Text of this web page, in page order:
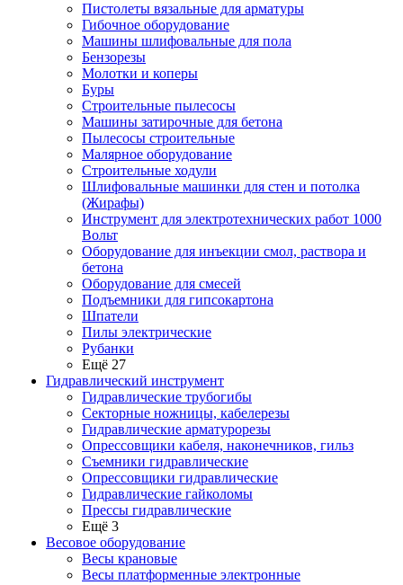
Пистолеты вязальные для арматуры
Гибочное оборудование
Машины шлифовальные для пола
Бензорезы
Молотки и коперы
Буры
Строительные пылесосы
Машины затирочные для бетона
Пылесосы строительные
Малярное оборудование
Строительные ходули
Шлифовальные машинки для стен и потолка
(Жирафы)
Инструмент для электротехнических работ 1000
Вольт
Оборудование для инъекции смол, раствора и
бетона
Оборудование для смесей
Подъемники для гипсокартона
Шпатели
Пилы электрические
Рубанки
Ещё 27
Гидравлический инструмент
Гидравлические трубогибы
Секторные ножницы, кабелерезы
Гидравлические арматурорезы
Опрессовщики кабеля, наконечников, гильз
Съемники гидравлические
Опрессовщики гидравлические
Гидравлические гайколомы
Прессы гидравлические
Ещё 3
Весовое оборудование
Весы крановые
Весы платформенные электронные